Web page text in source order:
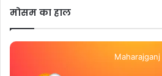
मोसम का हाल
Maharajganj